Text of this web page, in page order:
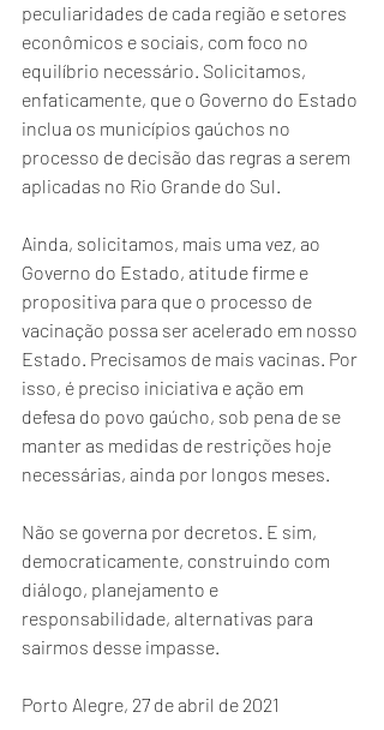
peculiaridades de cada região e setores
econômicos e sociais, com foco no
equilíbrio necessário. Solicitamos,
enfaticamente, que o Governo do Estado
inclua os municípios gaúchos no
processo de decisão das regras a serem
aplicadas no Rio Grande do Sul.
Ainda, solicitamos, mais uma vez, ao
Governo do Estado, atitude firme e
propositiva para que o processo de
vacinação possa ser acelerado em nosso
Estado. Precisamos de mais vacinas. Por
isso, é preciso iniciativa e ação em
defesa do povo gaúcho, sob pena de se
manter as medidas de restrições hoje
necessárias, ainda por longos meses.
Não se governa por decretos. E sim,
democraticamente, construindo com
diálogo, planejamento e
responsabilidade, alternativas para
sairmos desse impasse.
Porto Alegre, 27 de abril de 2021